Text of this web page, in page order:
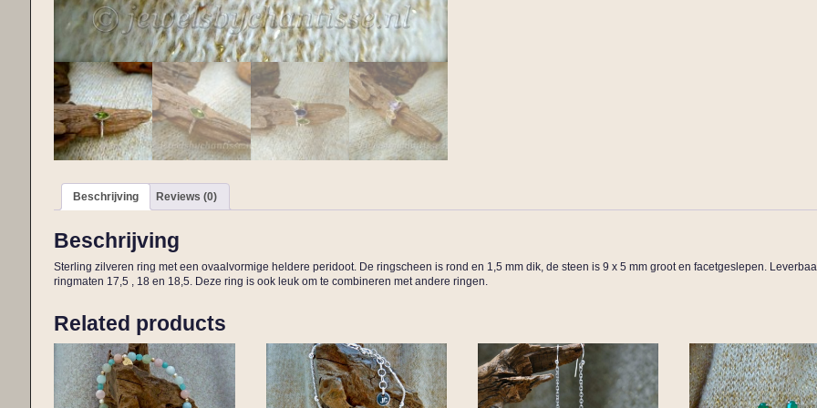
Beschrijving Reviews (0)
Beschrijving
Sterling zilveren ring met een ovaalvormige heldere peridoot. De ringscheen is rond en 1,5 mm dik, de steen is 9 x 5 mm groot en facetgeslepen.
ringmaten 17,5 , 18 en 18,5. Deze ring is ook leuk om te combineren met andere ringen.
Related products